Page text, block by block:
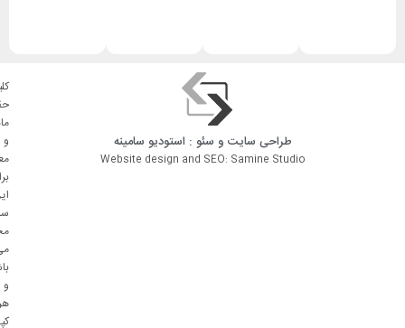
طراحی سایت و سئو : استودیو سامینه
Website design and SEO: Samine Studio
و
و